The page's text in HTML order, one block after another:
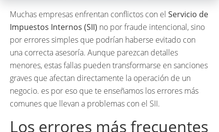
Muchas empresas enfrentan conflictos con el Servicio de
Impuestos Internos (SII) no por fraude intencional, sino
por errores simples que podrían haberse evitado con
una correcta asesoría. Aunque parezcan detalles
menores, estas fallas pueden transformarse en sanciones
graves que afectan directamente la operación de un
negocio. es por eso que te enseñamos los errores más
comunes que llevan a problemas con el SII.
Los errores más frecuentes